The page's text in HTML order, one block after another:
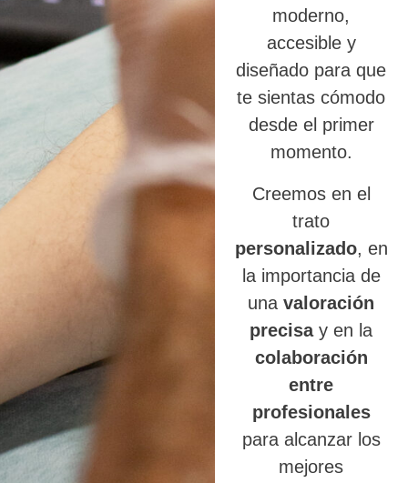
moderno,
accesible y
diseñado para que
te sientas cómodo
desde el primer
momento.
Creemos en el
trato
personalizado, en
la importancia de
unavaloración
precisay en la
colaboración
entre
profesionales
para alcanzar los
mejores